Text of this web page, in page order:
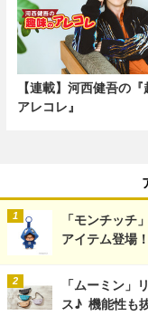
【連載】河西健吾の
アレコレ』
「モンチッチ
アイテム登場
「ムーミン」
ス♪ 機能性も